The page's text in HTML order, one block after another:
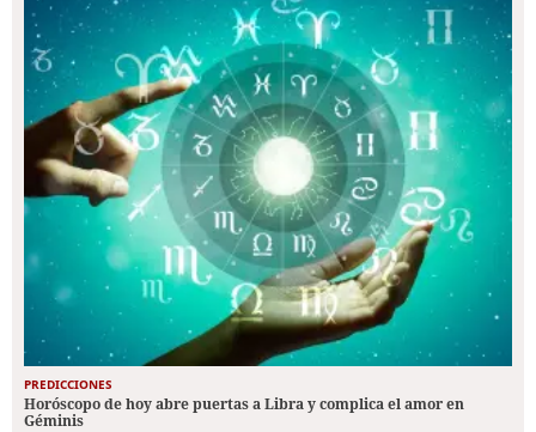
PREDICCIONES
Horóscopo de hoy abre puertas a Libra y complica el amor en
Géminis